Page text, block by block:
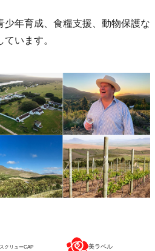
少年育成、食糧支援、動物保護な
います。
スクリューCAP 美ラベル